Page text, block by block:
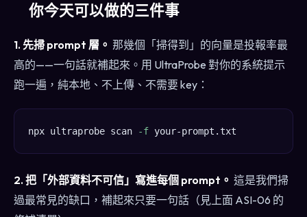
你今天可以做的三件事
1. 先掃 prompt 層。 那幾個「掃得到」的向量是投報率最
高的——一句話就補起來。用 UltraProbe 對你的系統提示
跑一遍，純本地、不上傳、不需要 key：
npx ultraprobe scan -f
2. 把「外部資料不可信」寫進每個 prompt。 這是我們掃
過最常見的缺口，補起來只要一句話（見上面 ASI-06 的